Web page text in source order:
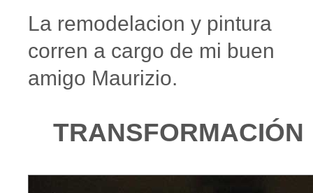
La remodelacion y pintura
corren a cargo de mi buen
amigo Maurizio.
TRANSFORMACIÓN